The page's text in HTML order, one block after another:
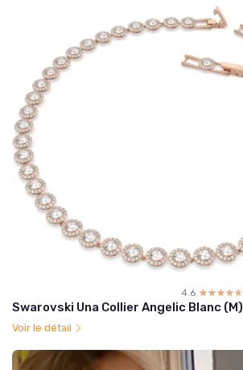
4.6 ☆☆☆☆☆
★★★★★
Swarovski Una Collier Angelic Blanc (M)
Voir le détail